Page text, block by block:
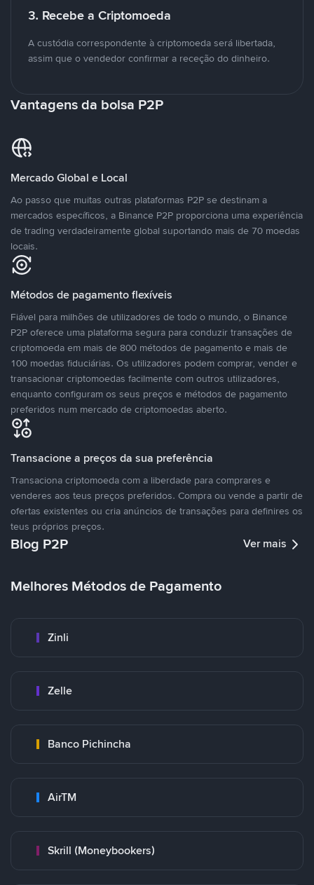
3. Recebe a Criptomoeda
A custódia correspondente à criptomoeda será libertada,
assim que o vendedor confirmar a receção do dinheiro.
Vantagens da bolsa P2P
Mercado Global e Local
Ao passo que muitas outras plataformas P2P se destinam a
mercados específicos, a Binance P2P proporciona uma experiência
de trading verdadeiramente global suportando mais de 70 moedas
locais.
Métodos de pagamento flexíveis
Fiável para milhões de utilizadores de todo o mundo, o Binance
P2P oferece uma plataforma segura para conduzir transações de
criptomoeda em mais de 800 métodos de pagamento e mais de
100 moedas fiduciárias. Os utilizadores podem comprar, vender e
transacionar criptomoedas facilmente com outros utilizadores,
enquanto configuram os seus preços e métodos de pagamento
preferidos num mercado de criptomoedas aberto.
Transacione a preços da sua preferência
Transaciona criptomoeda com a liberdade para comprares e
venderes aos teus preços preferidos. Compra ou vende a partir de
ofertas existentes ou cria anúncios de transações para definires os
teus próprios preços.
Blog P2P Ver mais
Melhores Métodos de Pagamento
Zinli
Zelle
Banco Pichincha
AirTM
Skrill (Moneybookers)